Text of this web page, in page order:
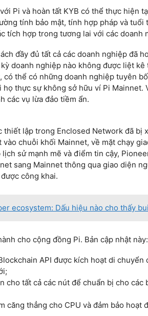
Pi và hoàn tất KYB có thể thực hiện
tính bảo mật, tính hợp pháp và
tích hợp trong tương lai với các doanh
đầy đủ tất cả các doanh nghiệp đã
doanh nghiệp nào không được liệt kê
có thể có những doanh nghiệp tuyên
thực sự không sở hữu ví Pi Mainnet.
các vụ lừa đảo tiềm ẩn.
lập trong Enclosed Network đã bị
chuỗi khối Mainnet, về mặt chạy
sử mạnh mẽ và điểm tin cậy,
sang Mainnet thông qua giao diện
công khai.
ecosystem: Dấu hiệu nào cho thấy
cho cộng đồng Pi. Bản cập nhật này:
API được kích hoạt di chuyển
cho tất cả các nút để chuẩn bị cho các
căng thẳng cho CPU và đảm bảo hoạt